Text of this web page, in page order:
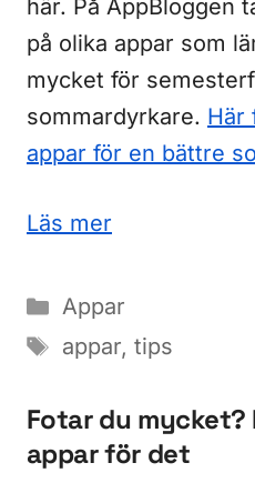
här. På AppBloggen
på olika appar som
mycket för
sommardyrkare. Här
appar för en bättre
Läs mer
Kategorier
Appar
Etiketter
appar, tips
Fotar du mycket?
appar för det